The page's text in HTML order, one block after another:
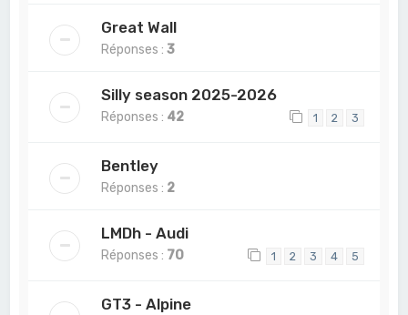
Great Wall
Réponses :3
Silly season 2025-2026
Réponses : 42 1 2 3
Bentley
Réponses : 2
LMDh - Audi
Réponses : 70 1 2 3 4 5
GT3 - Alpine